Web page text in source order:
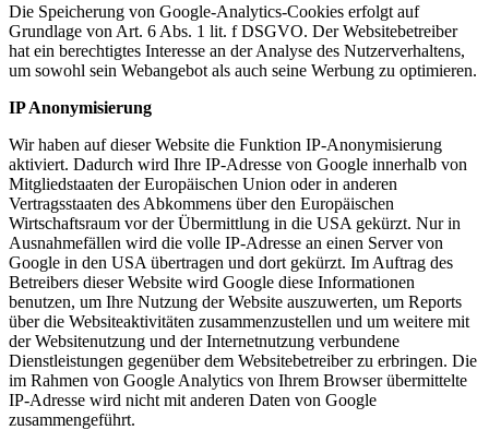
Die Speicherung von Google-Analytics-Cookies erfolgt auf
Grundlage von Art. 6 Abs. 1 lit. f DSGVO. Der Websitebetreiber
hat ein berechtigtes Interesse an der Analyse des Nutzerverhaltens,
um sowohl sein Webangebot als auch seine Werbung zu optimieren.
IP Anonymisierung
Wir haben auf dieser Website die Funktion IP-Anonymisierung
aktiviert. Dadurch wird Ihre IP-Adresse von Google innerhalb von
Mitgliedstaaten der Europäischen Union oder in anderen
Vertragsstaaten des Abkommens über den Europäischen
Wirtschaftsraum vor der Übermittlung in die USA gekürzt. Nur in
Ausnahmefällen wird die volle IP-Adresse an einen Server von
Google in den USA übertragen und dort gekürzt. Im Auftrag des
Betreibers dieser Website wird Google diese Informationen
benutzen, um Ihre Nutzung der Website auszuwerten, um Reports
über die Websiteaktivitäten zusammenzustellen und um weitere mit
der Websitenutzung und der Internetnutzung verbundene
Dienstleistungen gegenüber dem Websitebetreiber zu erbringen. Die
im Rahmen von Google Analytics von Ihrem Browser übermittelte
IP-Adresse wird nicht mit anderen Daten von Google
zusammengeführt.